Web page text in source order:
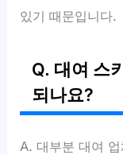
있기 때문입니다.
Q. 대여 스
되나요?
A. 대부분 대여